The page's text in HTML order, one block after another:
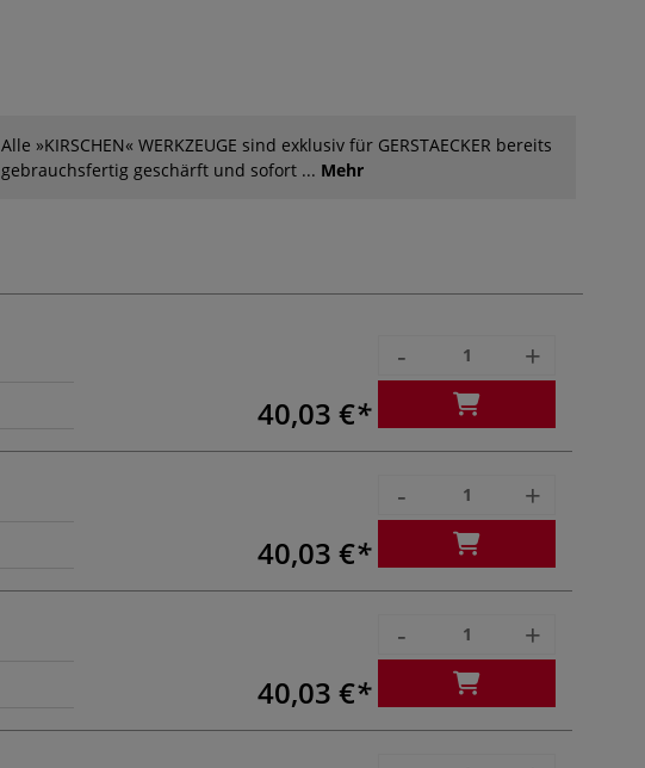
Alle »KIRSCHEN« WERKZEUGE sind exklusiv für GERSTAECKER bereits
gebrauchsfertig geschärft und sofort ... Mehr
40,03 €
- +
40,03 €
- +
40,03 €
- +